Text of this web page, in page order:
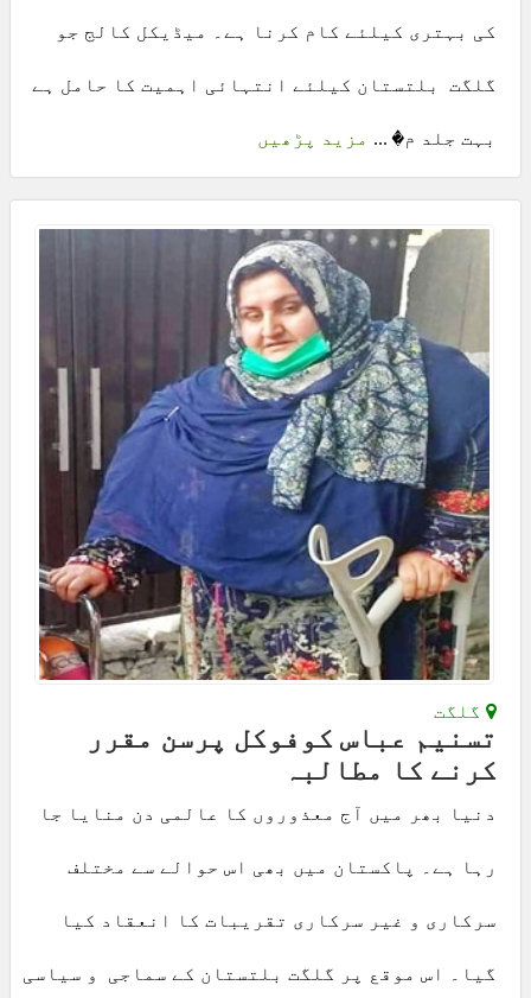
کی بہتری کیلئے کام کرنا ہے۔ میڈیکل کالج جو
گلگت بلتستان کیلئے انتہائی اہمیت کا حامل ہے
بہت جلد م� ... مزید پڑھیں
گلگت
تسنیم عباس کوفوکل پرسن مقرر
کرنے کا مطالبہ
دنیا بھر میں آج معذوروں کا عالمی دن منایا جا
رہا ہے۔ پاکستان میں بھی اس حوالے سے مختلف
سرکاری و غیر سرکاری تقریبات کا انعقاد کیا
گیا۔ اس موقع پر گلگت بلتستان کے سماجی و سیاسی